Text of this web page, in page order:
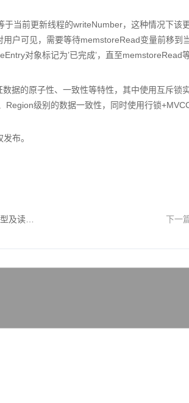
当前更新线程的writeNumber，这种情况下该
户可见，需要等待memstoreRead变量前移到
对象标记为’已完成’，直至memstoreRead
据的原子性、一致性等特性，其中使用互斥锁
Region级别的数据一致性，同时使用行锁
布。
下一